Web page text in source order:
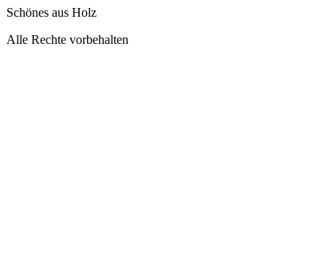
Schönes aus Holz
Alle Rechte vorbehalten